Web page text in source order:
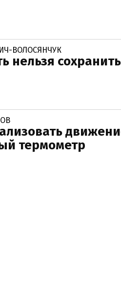
ВОЛОСЯНЧУК
нельзя сохранить
термометр